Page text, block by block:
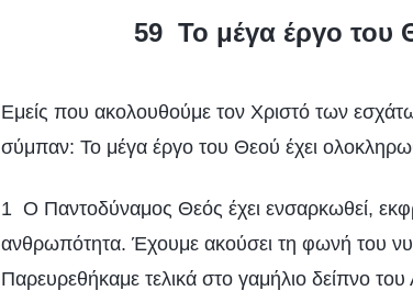
59 Το μέγα έργο του
Εμείς που ακολουθούμε τον Χριστό των
σύμπαν: Το μέγα έργο του Θεού έχει
1 Ο Παντοδύναμος Θεός έχει ενσαρκωθεί,
ανθρωπότητα. Έχουμε ακούσει τη φωνή του
Παρευρεθήκαμε τελικά στο γαμήλιο δείπνο